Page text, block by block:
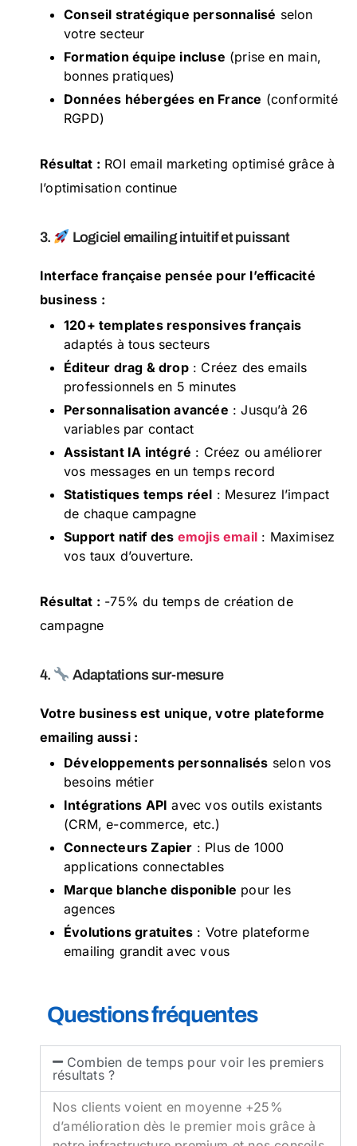
Conseil stratégique personnalisé selon
votre secteur
Formation équipe incluse (prise en main,
bonnes pratiques)
Données hébergées en France (conformité
RGPD)
Résultat : ROI email marketing optimisé grâce à
l’optimisation continue
3. Logiciel emailing intuitif et puissant
Interface française pensée pour l’efficacité
business :
120+ templates responsives français
adaptés à tous secteurs
Éditeur drag & drop: Créez des emails
professionnels en 5 minutes
Personnalisation avancée : Jusqu’à 26
variables par contact
Assistant IA intégré : Créez ou améliorer
vos messages en un temps record
Statistiques temps réel : Mesurez l’impact
de chaque campagne
Support natif des emojis email : Maximisez
vos taux d’ouverture.
Résultat : -75% du temps de création de
campagne
4. Adaptations sur-mesure
Votre business est unique, votre plateforme
emailing aussi :
Développements personnalisés selon vos
besoins métier
Intégrations API avec vos outils existants
(CRM, e-commerce, etc.)
Connecteurs Zapier : Plus de 1000
applications connectables
Marque blanche disponible pour les
agences
Évolutions gratuites : Votre plateforme
emailing grandit avec vous
Questions fréquentes
Combien de temps pour voir les premiers
résultats ?
Nos clients voient en moyenne +25%
d’amélioration dès le premier mois grâce à